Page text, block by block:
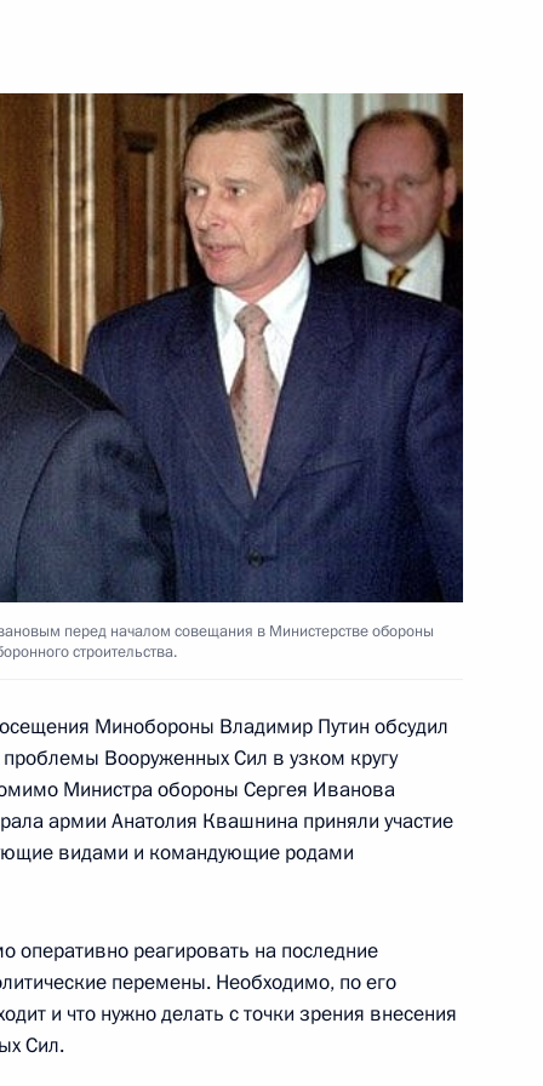
чемпиону мира
Ягудину
с Министром по делам
ситуациям и ликвидации
Шойгу
Совета
и Совета по науке
России
совещание
оборонного
перед началом совещания в Министерстве обороны
строительства.
Минобороны Владимир Путин обсудил
Вооруженных Сил в узком кругу
Министра обороны Сергея Иванова
армии Анатолия Квашнина приняли участие
видами и командующие родами
оперативно реагировать на последние
перемены. Необходимо, по его
и что нужно делать с точки зрения внесения
Сил.